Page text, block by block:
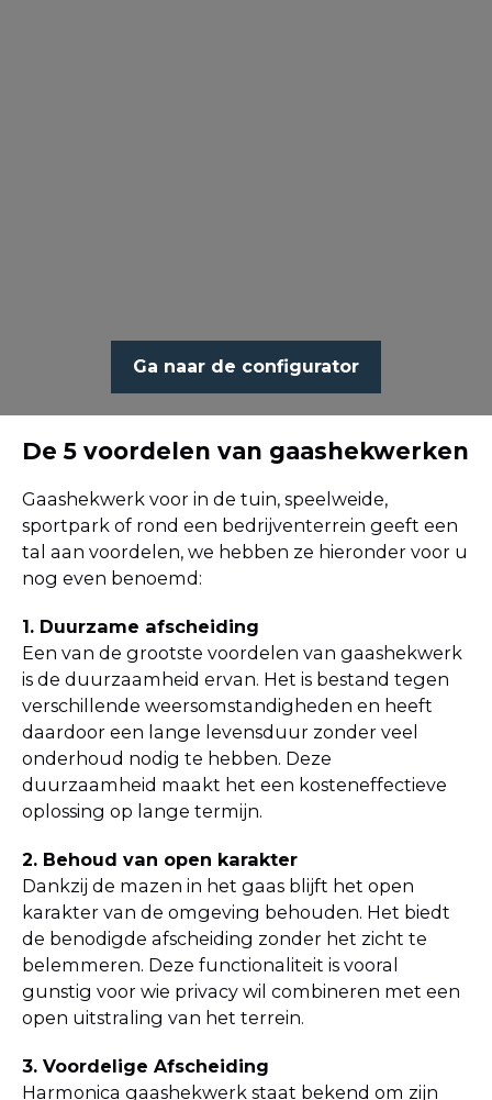
Ga naar de configurator
De 5 voordelen van gaashekwerken
Gaashekwerk voor in de tuin, speelweide,
sportpark of rond een bedrijventerrein geeft een
tal aan voordelen, we hebben ze hieronder voor u
nog even benoemd:
1. Duurzame afscheiding
Een van de grootste voordelen van gaashekwerk
is de duurzaamheid ervan. Het is bestand tegen
verschillende weersomstandigheden en heeft
daardoor een lange levensduur zonder veel
onderhoud nodig te hebben. Deze
duurzaamheid maakt het een kosteneffectieve
oplossing op lange termijn.
2. Behoud van open karakter
Dankzij de mazen in het gaas blijft het open
karakter van de omgeving behouden. Het biedt
de benodigde afscheiding zonder het zicht te
belemmeren. Deze functionaliteit is vooral
gunstig voor wie privacy wil combineren met een
open uitstraling van het terrein.
3. Voordelige Afscheiding
Harmonica gaashekwerk staat bekend om zijn